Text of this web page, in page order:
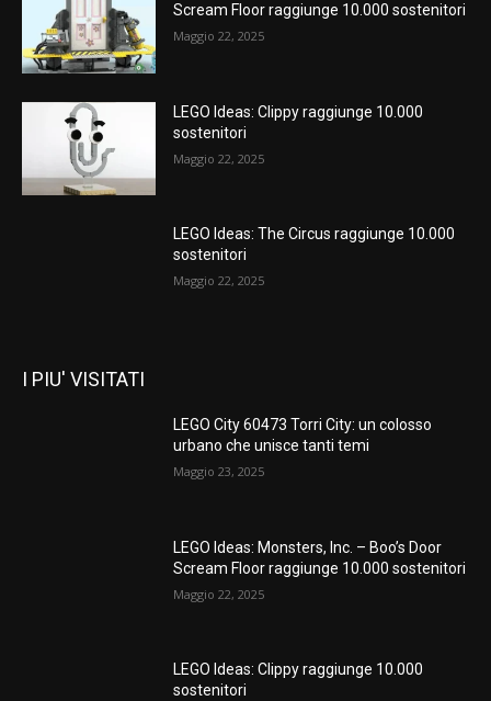
Scream Floor raggiunge 10.000 sostenitori
Maggio 22, 2025
LEGO Ideas: Clippy raggiunge 10.000
sostenitori
Maggio 22, 2025
LEGO Ideas: The Circus raggiunge 10.000
sostenitori
Maggio 22, 2025
I PIU' VISITATI
LEGO City 60473 Torri City: un colosso
urbano che unisce tanti temi
Maggio 23, 2025
LEGO Ideas: Monsters, Inc. – Boo’s Door
Scream Floor raggiunge 10.000 sostenitori
Maggio 22, 2025
LEGO Ideas: Clippy raggiunge 10.000
sostenitori